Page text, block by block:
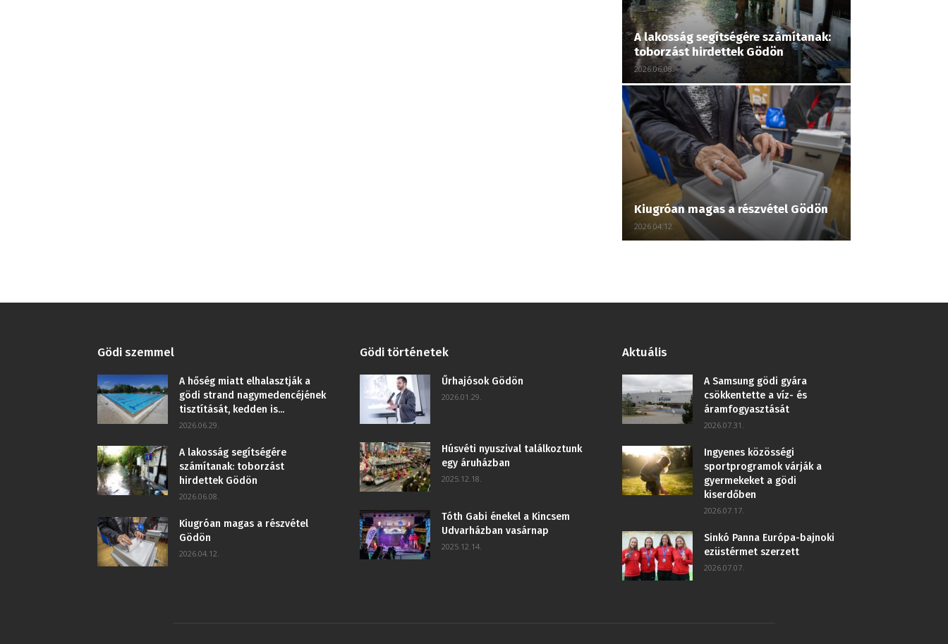
A lakosság segítségére számítanak:
toborzást hirdettek Gödön
2026.06.08.
Kiugróan magas a részvétel Gödön
2026.04.12.
Gödi szemmel
A hőség miatt elhalasztják a
gödi strand nagymedencéjének
tisztítását, kedden is...
2026.06.29.
A lakosság segítségére
számítanak: toborzást
hirdettek Gödön
2026.06.08.
Kiugróan magas a részvétel
Gödön
2026.04.12.
Gödi történetek
Űrhajósok Gödön
2026.01.29.
Húsvéti nyuszival találkoztunk
egy áruházban
2025.12.18.
Tóth Gabi énekel a Kincsem
Udvarházban vasárnap
2025.12.14.
Aktuális
A Samsung gödi gyára
csökkentette a víz- és
áramfogyasztását
2026.07.31.
Ingyenes közösségi
sportprogramok várják a
gyermekeket a gödi
kiserdőben
2026.07.17.
Sinkó Panna Európa-bajnoki
ezüstérmet szerzett
2026.07.07.